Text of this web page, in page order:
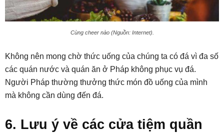
Cùng cheer nào (Nguồn: Internet).
Không nên mong chờ thức uống của chúng ta có đá vì đa số
các quán nước và quán ăn ở Pháp không phục vụ đá.
Người Pháp thường thưởng thức món đồ uống của mình
mà không cần dùng đến đá.
6. Lưu ý về các cửa tiệm quần